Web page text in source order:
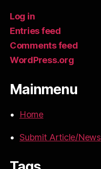
Log in
Entries feed
Comments feed
WordPress.org
Mainmenu
Home
Submit Article/News